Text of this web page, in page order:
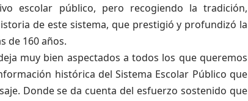
escolar público, pero recogiendo la tradición,
de este sistema, que prestigió y profundizó la
de 160 años.
muy bien aspectados a todos los que queremos
histórica del Sistema Escolar Público que
Donde se da cuenta del esfuerzo sostenido que